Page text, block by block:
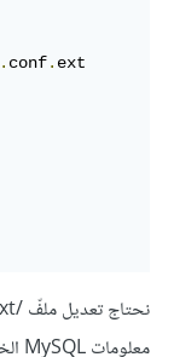
. conf.
معلومات MySQL الخاصّة بنا: